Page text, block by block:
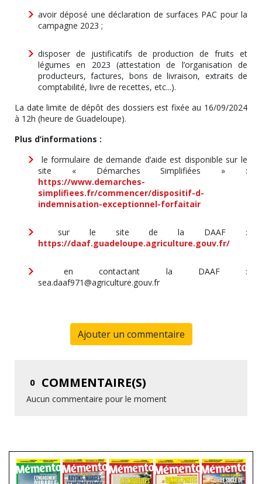
avoir déposé une déclaration de surfaces PAC pour la
campagne 2023 ;
disposer de justificatifs de production de fruits et
légumes en 2023 (attestation de l’organisation de
producteurs, factures, bons de livraison, extraits de
comptabilité, livre de recettes, etc...).
La date limite de dépôt des dossiers est fixée au 16/09/2024
à 12h (heure de Guadeloupe).
Plus d’informations :
le formulaire de demande d’aide est disponible sur le
site « Démarches Simplifiées » :
https://www.demarches-
simplifiees.fr/commencer/dispositif-d-
indemnisation-exceptionnel-forfaitair
sur le site de la DAAF :
https://daaf.guadeloupe.agriculture.gouv.fr/
en contactant la DAAF :
sea.daaf971@agriculture.gouv.fr
Ajouter un commentaire
0 COMMENTAIRE(S)
Aucun commentaire pour le moment